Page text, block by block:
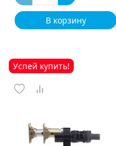
В корзину
Успей купить!